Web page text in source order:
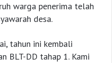
warga penerima telah
desa.
tahun ini kembali
BLT-DD tahap 1. Kami